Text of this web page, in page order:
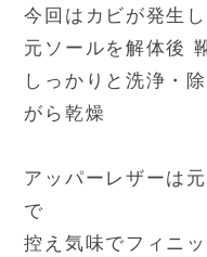
今回はカビが発生
元ソールを解体後
しっかりと洗浄・
がら乾燥
アッパーレザーは
で
控え気味でフィニ